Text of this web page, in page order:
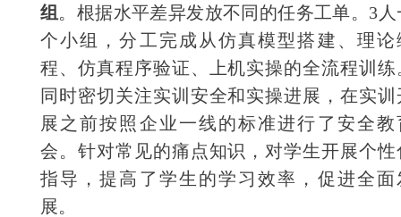
组。根据水平差异发放不同的任务工单。3人
个小组，分工完成从仿真模型搭建、理论
程、仿真程序验证、上机实操的全流程训练
同时密切关注实训安全和实操进展，在实训
展之前按照企业一线的标准进行了安全教
会。针对常见的痛点知识，对学生开展个性
指导，提高了学生的学习效率，促进全面
展。